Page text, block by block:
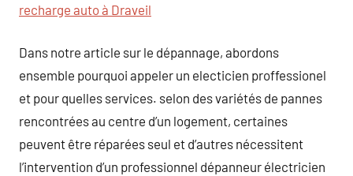
recharge auto à Draveil
Dans notre article sur le dépannage, abordons
ensemble pourquoi appeler un electicien proffessionel
et pour quelles services. selon des variétés de pannes
rencontrées au centre d’un logement, certaines
peuvent être réparées seul et d’autres nécessitent
l’intervention d’un professionnel dépanneur électricien